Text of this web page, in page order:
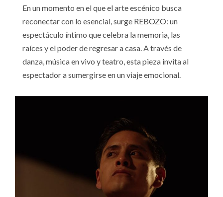
En un momento en el que el arte escénico busca
reconectar con lo esencial, surge REBOZO: un
espectáculo íntimo que celebra la memoria, las
raíces y el poder de regresar a casa. A través de
danza, música en vivo y teatro, esta pieza invita al
espectador a sumergirse en un viaje emocional.